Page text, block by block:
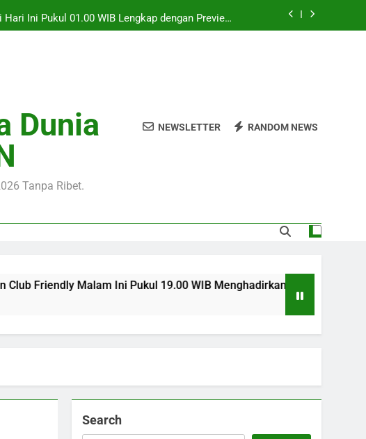
Ini Pukul 01.00 WIB Lengkap dengan Preview
Pertandingan dan Fakta Menarik
Ini Pukul 20.00 WIB di Jalalive Menjadi Sajian
19.00 WIB Menghadirkan Berita Terbaru Duel
Dua Klub Terkenal Dari Inggris Dan Jerman
Ini Pukul 01.00 WIB Lengkap dengan Preview
WIB Jadi Sorotan Besar Pecinta Sepak Bola
Dunia
Tanpa Ribet.
NEWSLETTER RANDOM NEWS
Ini Pukul 19.00 WIB Menghadirkan Berita Terbaru Duel
Search